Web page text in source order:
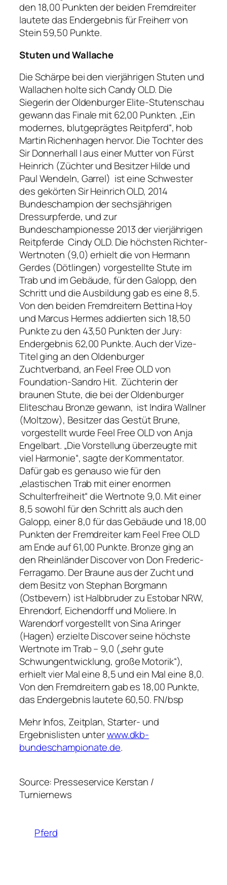
den 18,00 Punkten der beiden Fremdreiter
lautete das Endergebnis für Freiherr von
Stein 59,50 Punkte.
Stuten und Wallache
Die Schärpe bei den vierjährigen Stuten und
Wallachen holte sich Candy OLD. Die
Siegerin der Oldenburger Elite-Stutenschau
gewann das Finale mit 62,00 Punkten. „Ein
modernes, blutgeprägtes Reitpferd“, hob
Martin Richenhagen hervor. Die Tochter des
Sir Donnerhall I aus einer Mutter von Fürst
Heinrich (Züchter und Besitzer Hilde und
Paul Wendeln, Garrel) ist eine Schwester
des gekörten Sir Heinrich OLD, 2014
Bundeschampion der sechsjährigen
Dressurpferde, und zur
Bundeschampionesse 2013 der vierjährigen
Reitpferde Cindy OLD. Die höchsten Richter-
Wertnoten (9,0) erhielt die von Hermann
Gerdes (Dötlingen) vorgestellte Stute im
Trab und im Gebäude, für den Galopp, den
Schritt und die Ausbildung gab es eine 8,5.
Von den beiden Fremdreitern Bettina Hoy
und Marcus Hermes addierten sich 18,50
Punkte zu den 43,50 Punkten der Jury:
Endergebnis 62,00 Punkte. Auch der Vize-
Titel ging an den Oldenburger
Zuchtverband, an Feel Free OLD von
Foundation-Sandro Hit. Züchterin der
braunen Stute, die bei der Oldenburger
Eliteschau Bronze gewann, ist Indira Wallner
(Moltzow), Besitzer das Gestüt Brune,
vorgestellt wurde Feel Free OLD von Anja
Engelbart. „Die Vorstellung überzeugte mit
viel Harmonie“, sagte der Kommentator.
Dafür gab es genauso wie für den
„elastischen Trab mit einer enormen
Schulterfreiheit“ die Wertnote 9,0. Mit einer
8,5 sowohl für den Schritt als auch den
Galopp, einer 8,0 für das Gebäude und 18,00
Punkten der Fremdreiter kam Feel Free OLD
am Ende auf 61,00 Punkte. Bronze ging an
den Rheinländer Discover von Don Frederic-
Ferragamo. Der Braune aus der Zucht und
dem Besitz von Stephan Borgmann
(Ostbevern) ist Halbbruder zu Estobar NRW,
Ehrendorf, Eichendorff und Moliere. In
Warendorf vorgestellt von Sina Aringer
(Hagen) erzielte Discover seine höchste
Wertnote im Trab – 9,0 („sehr gute
Schwungentwicklung, große Motorik“),
erhielt vier Mal eine 8,5 und ein Mal eine 8,0.
Von den Fremdreitern gab es 18,00 Punkte,
das Endergebnis lautete 60,50. FN/bsp
Mehr Infos, Zeitplan, Starter- und
Ergebnislisten unterwww.dkb-
bundeschampionate.de.
Source: Presseservice Kerstan /
Turniernews
Pferd